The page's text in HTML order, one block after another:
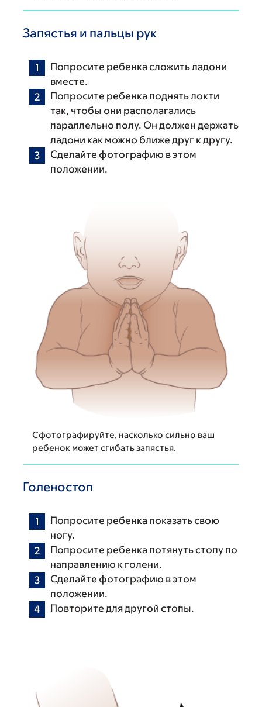
Запястья и пальцы рук
Попросите ребенка сложить ладони
вместе.
Попросите ребенка поднять локти
так, чтобы они располагались
параллельно полу. Он должен держать
ладони как можно ближе друг к другу.
Сделайте фотографию в этом
положении.
Сфотографируйте, насколько сильно ваш
ребенок может сгибать запястья.
Голеностоп
Попросите ребенка показать свою
ногу.
Попросите ребенка потянуть стопу по
направлению к голени.
Сделайте фотографию в этом
положении.
Повторите для другой стопы.